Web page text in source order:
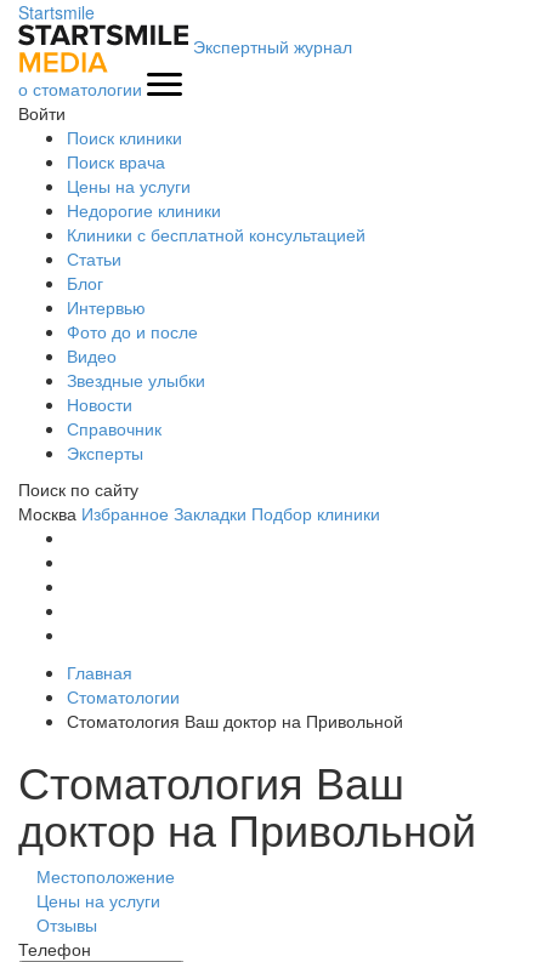
Startsmile
Экспертный журнал
о стоматологии
Войти
Поиск клиники
Поиск врача
Цены на услуги
Недорогие клиники
Клиники с бесплатной консультацией
Статьи
Блог
Интервью
Фото до и после
Видео
Звездные улыбки
Новости
Справочник
Эксперты
Поиск по сайту
Москва Избранное Закладки Подбор клиники
Главная
Стоматологии
Стоматология Ваш доктор на Привольной
Стоматология Ваш
доктор на Привольной
Местоположение
Цены на услуги
Отзывы
Телефон